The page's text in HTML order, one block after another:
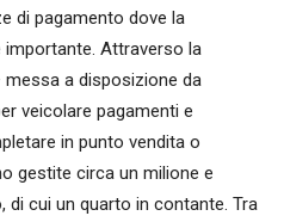
di pagamento dove la
Attraverso la
messa a disposizione da
veicolare pagamenti e
in punto vendita o
gestite circa un milione e
di cui un quarto in contante. Tra